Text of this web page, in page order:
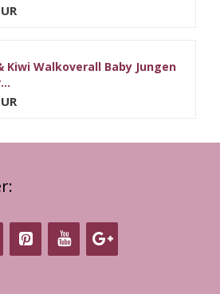
Kiwi Walkoverall Baby Jungen